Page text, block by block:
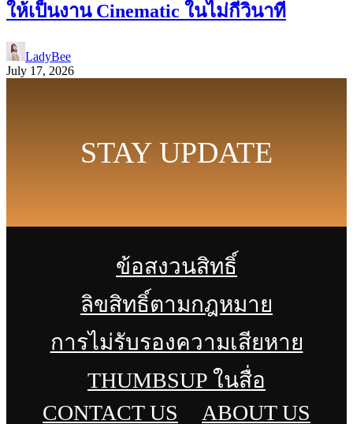
ให้เป็นงาน Cinematic ในไม่กี่วินาที
LadyBee
July 17, 2026
STAY UPDATE
ข้อสงวนสิทธิ์
ลิขสิทธิ์ตามกฎหมาย
การไม่รับรองความเสียหาย
THUMBSUP ในสื่อ
CONTACT US
ABOUT US